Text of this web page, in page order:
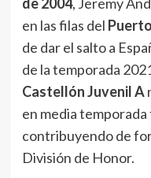
en las filas del
de dar el salto a
de la temporada
Castellón Juvenil A
en media
contribuyendo de
División de Honor.